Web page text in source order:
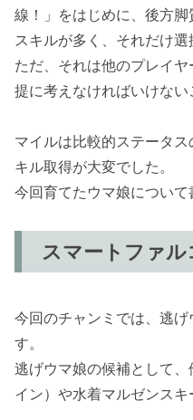
線！」をはじめに、後方
スキルが多く、それだけ選
ただ、それは他のプレイ
提に考えなければいけない
マイルは比較的ステータ
キル取得が大変でした。
今回育てたウマ娘について
スマートファル
今回のチャンミでは、逃
す。
逃げウマ娘の候補として
イン）や水着マルゼンスキ